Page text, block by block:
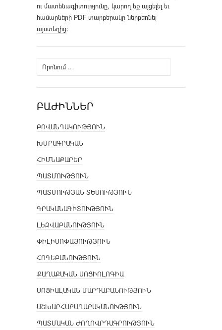
ու մատենագիտությունը, կարող եք այցելել եւ
համարների PDF տարբերակը ներբեռնել
այստեղից։
Որոնել՝
ԲԱԺԻՆՆԵՐ
ԲՈՎԱՆԴԱԿՈՒԹՅՈՒՆ
ԽՄԲԱԳՐԱԿԱՆ
ՀԻՄՆԱՔԱՐԵՐ
ՊԱՏՄՈՒԹՅՈՒՆ
ՊԱՏՄՈՒԹՅԱՆ ՏԵՍՈՒԹՅՈՒՆ
ԳՐԱԿԱՆԱԳԻՏՈՒԹՅՈՒՆ
ԼԵԶՎԱԲԱՆՈՒԹՅՈՒՆ
ՓԻԼԻՍՈՓԱՅՈՒԹՅՈՒՆ
ՀՈԳԵԲԱՆՈՒԹՅՈՒՆ
ՔԱՂԱՔԱԿԱՆ ՍՈՑԻՈԼՈԳԻԱ
ՍՈՑԻԱԼԱԿԱՆ ՄԱՐԴԱԲԱՆՈՒԹՅՈՒՆ
ԱՇԽԱՐՀԱՔԱՂԱՔԱԿԱՆՈՒԹՅՈՒՆ
ՊԱՏՄԱԿԱՆ ԺՈՂՈՎՐԴԱԳՐՈՒԹՅՈՒՆ